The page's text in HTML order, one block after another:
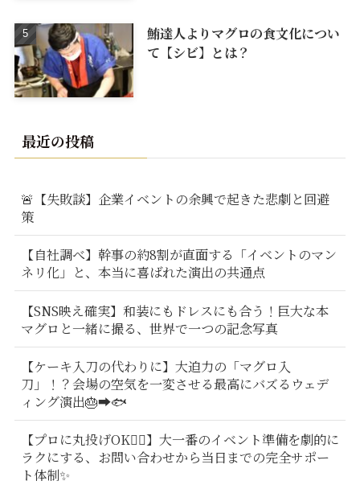
鮪達人よりマグロの食文化につい
て【シビ】とは？
最近の投稿
🚨【失敗談】企業イベントの余興で起きた悲劇と回避
策
【自社調べ】幹事の約8割が直面する「イベントのマン
ネリ化」と、本当に喜ばれた演出の共通点
【SNS映え確実】和装にもドレスにも合う！巨大な本
マグロと一緒に撮る、世界で一つの記念写真
【ケーキ入刀の代わりに】大迫力の「マグロ入
刀」！？会場の空気を一変させる最高にバズるウェデ
ィング演出🎂➡️🐟
【プロに丸投げOK🙆‍♂️】大一番のイベント準備を劇的に
ラクにする、お問い合わせから当日までの完全サポー
ト体制✨